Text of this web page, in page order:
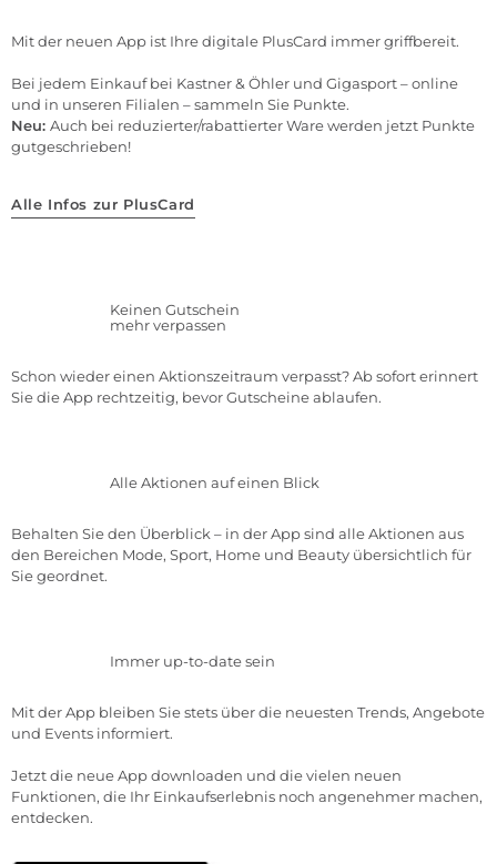
Mit der neuen App ist Ihre digitale PlusCard immer griffbereit.
Bei jedem Einkauf bei Kastner & Öhler und Gigasport – online
und in unseren Filialen – sammeln Sie Punkte.
Neu: Auch bei reduzierter/rabattierter Ware werden jetzt Punkte
gutgeschrieben!
Alle Infos zur PlusCard
Keinen Gutschein
mehr verpassen
Schon wieder einen Aktionszeitraum verpasst? Ab sofort erinnert
Sie die App rechtzeitig, bevor Gutscheine ablaufen.
Alle Aktionen auf einen Blick
Behalten Sie den Überblick – in der App sind alle Aktionen aus
den Bereichen Mode, Sport, Home und Beauty übersichtlich für
Sie geordnet.
Immer up-to-date sein
Mit der App bleiben Sie stets über die neuesten Trends, Angebote
und Events informiert.
Jetzt die neue App downloaden und die vielen neuen
Funktionen, die Ihr Einkaufserlebnis noch angenehmer machen,
entdecken.